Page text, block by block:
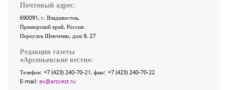
Почтовый адрес:
690091, г. Владивосток,
Приморский край, Россия
Переулок Шевченко, дом 9, 27
Редакция газеты
«Арсеньевские вести»:
Телефон: +7 (423) 240-70-21, факс: +7 (423) 240-70-22
E-mail: av@arsvest.ru